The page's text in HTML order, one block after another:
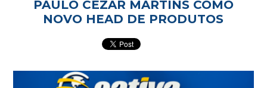
PAULO CEZAR MARTINS COMO
NOVO HEAD DE PRODUTOS